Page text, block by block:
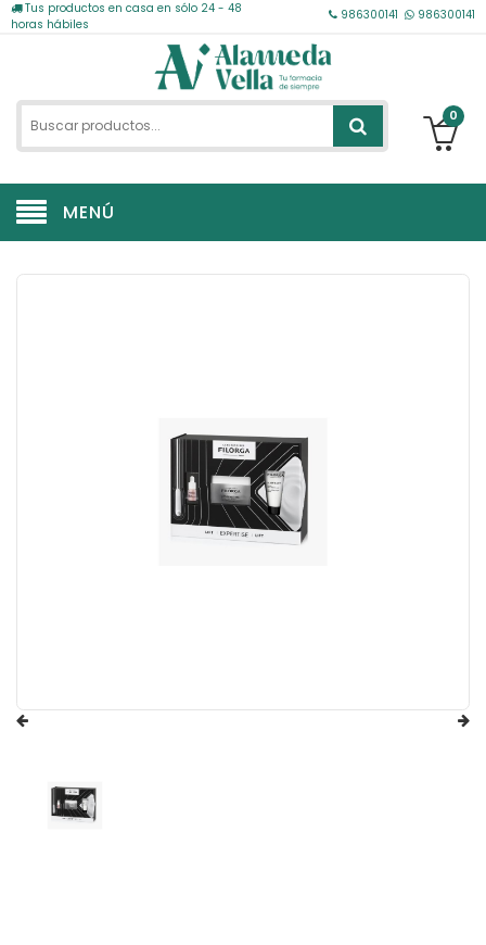
Tus productos en casa en sólo 24 - 48
horas hábiles
986300141 986300141
0
MENÚ